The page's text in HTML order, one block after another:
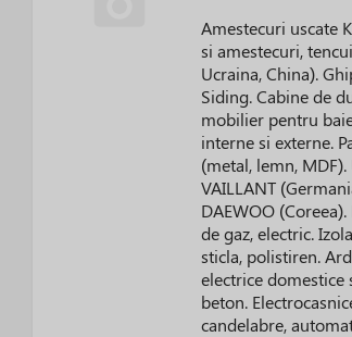
Amestecuri uscate
si amestecuri,
Ucraina, China).
Siding. Cabine de
mobilier pentru
interne si externe.
(metal, lemn,
VAILLANT
DAEWOO
de gaz, electric.
sticla, polistiren.
electrice domestice
beton.
candelabre,